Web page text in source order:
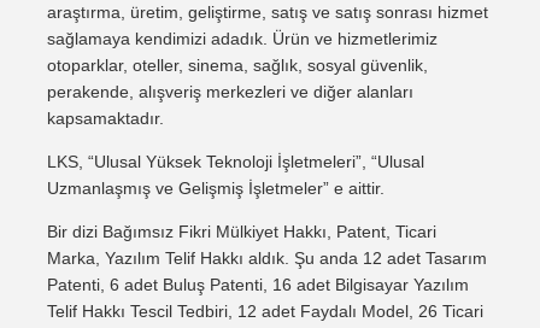
araştırma, üretim, geliştirme, satış ve satış sonrası hizmet
sağlamaya kendimizi adadık. Ürün ve hizmetlerimiz
otoparklar, oteller, sinema, sağlık, sosyal güvenlik,
perakende, alışveriş merkezleri ve diğer alanları
kapsamaktadır.
LKS, “Ulusal Yüksek Teknoloji İşletmeleri”, “Ulusal
Uzmanlaşmış ve Gelişmiş İşletmeler” e aittir.
Bir dizi Bağımsız Fikri Mülkiyet Hakkı, Patent, Ticari
Marka, Yazılım Telif Hakkı aldık. Şu anda 12 adet Tasarım
Patenti, 6 adet Buluş Patenti, 16 adet Bilgisayar Yazılım
Telif Hakkı Tescil Tedbiri, 12 adet Faydalı Model, 26 Ticari